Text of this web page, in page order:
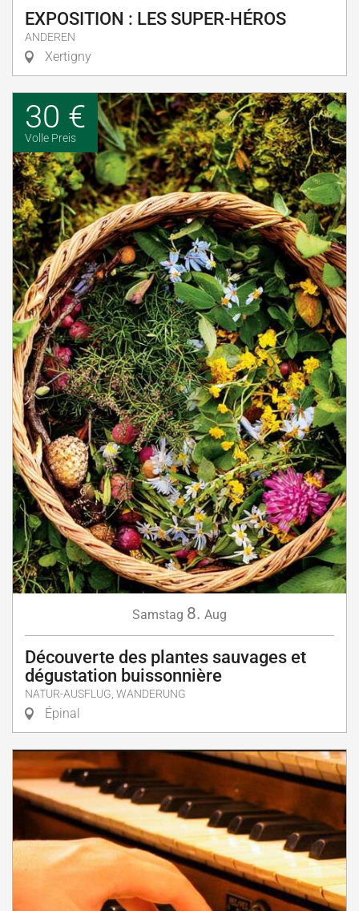
EXPOSITION : LES SUPER-HÉROS
ANDEREN
Xertigny
30 €
Volle Preis
Samstag 8. Aug
Découverte des plantes sauvages et
dégustation buissonnière
NATUR-AUSFLUG, WANDERUNG
Épinal